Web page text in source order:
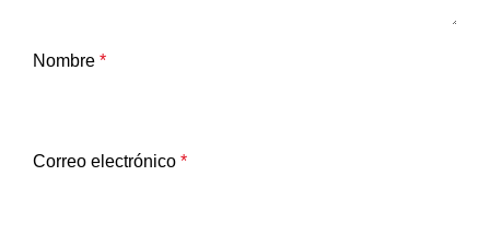
Nombre *
Correo electrónico *